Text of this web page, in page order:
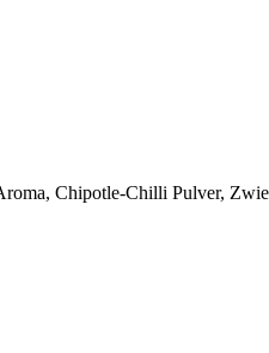
Chipotle-Chilli Pulver,